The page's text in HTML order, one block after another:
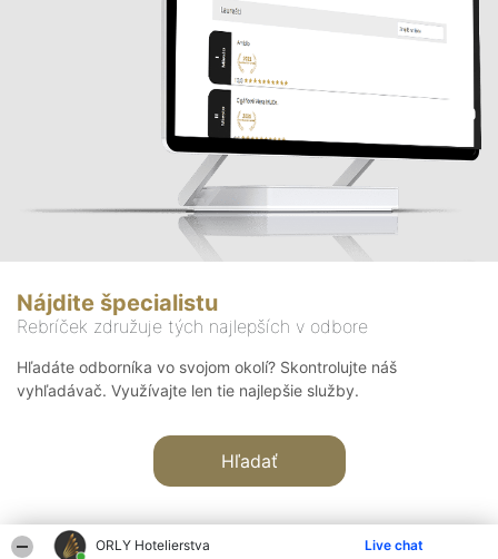
ORLY Hotelierstva Live chat
Nájdite špecialistu
Rebríček združuje tých najlepších v odbore
Hľadáte odborníka vo svojom okolí? Skontrolujte náš
vyhľadávač. Využívajte len tie najlepšie služby.
Hľadať